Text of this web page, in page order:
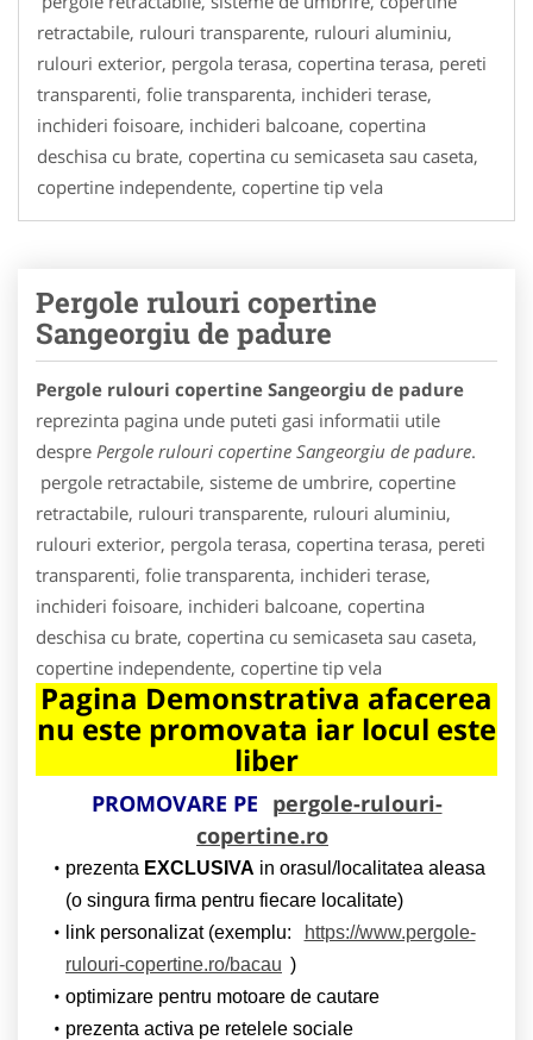
retractabile, rulouri transparente, rulouri aluminiu,
rulouri exterior, pergola terasa, copertina terasa, pereti
transparenti, folie transparenta, inchideri terase,
inchideri foisoare, inchideri balcoane, copertina
deschisa cu brate, copertina cu semicaseta sau caseta,
copertine independente, copertine tip vela
Pergole rulouri copertine
Sangeorgiu de padure
Pergole rulouri copertine Sangeorgiu de padure
reprezinta pagina unde puteti gasi informatii utile
despre Pergole rulouri copertine Sangeorgiu de padure.
pergole retractabile, sisteme de umbrire, copertine
retractabile, rulouri transparente, rulouri aluminiu,
rulouri exterior, pergola terasa, copertina terasa, pereti
transparenti, folie transparenta, inchideri terase,
inchideri foisoare, inchideri balcoane, copertina
deschisa cu brate, copertina cu semicaseta sau caseta,
copertine independente, copertine tip vela
Pagina Demonstrativa afacerea
nu este promovata iar locul este
liber
PROMOVARE PE pergole-rulouri-
copertine.ro
prezenta EXCLUSIVA in orasul/localitatea aleasa
(o singura firma pentru fiecare localitate)
link personalizat (exemplu:
https://www.pergole-
rulouri-copertine.ro/bacau )
optimizare pentru motoare de cautare
prezenta activa pe retelele sociale